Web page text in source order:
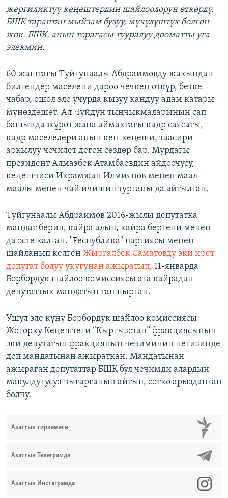
жергиликтүү кеңештердин шайлоолорун өткөрдү.
БШК тараптан мыйзам бузуу, мүчүлүштүк болгон
жок. БШК, анын төрагасы тууралуу дооматты уга
элекмин.
60 жаштагы Туйгунаалы Абдраимовду жакындан
билгендер маселени дароо чечкен өткүр, бетке
чабар, ошол эле учурда кызуу кандуу адам катары
мүнөздөшөт. Ал Чүйдүн тыңчыкмаларынын сап
башында жүрөт жана аймактагы кадр саясаты,
кадр маселелери анын кеп-кеңеши, таасири
аркылуу чечилет деген сөздөр бар. Мурдагы
президент Алмазбек Атамбаевдин айдоочусу,
кеңешчиси Икрамжан Илмиянов менен маал-
маалы менен чай ичишип турганы да айтылган.
Туйгунаалы Абдраимов 2016-жылы депутатка
мандат берип, кайра алып, кайра бергени менен
да эсте калган. "Республика" партиясы менен
шайланып келген Жыргалбек Саматовду эки ирет
депутат болуу укугунан ажыратып, 11-январда
Борбордук шайлоо комиссиясы ага кайрадан
депутаттык мандатын тапшырган.
Ушул эле күнү Борбордук шайлоо комиссиясы
Жогорку Кеңештеги “Кыргызстан” фракциясынын
эки депутатын фракциянын чечиминин негизинде
деп мандатынан ажыраткан.​ Мандатынан
ажыраган депутаттар БШК бул чечимди алардын
макулдугусуз чыгарганын айтып, сотко арызданган
болчу.
Азаттык тиркемеси
Азаттык Телеграмда
Азаттык Инстаграмда